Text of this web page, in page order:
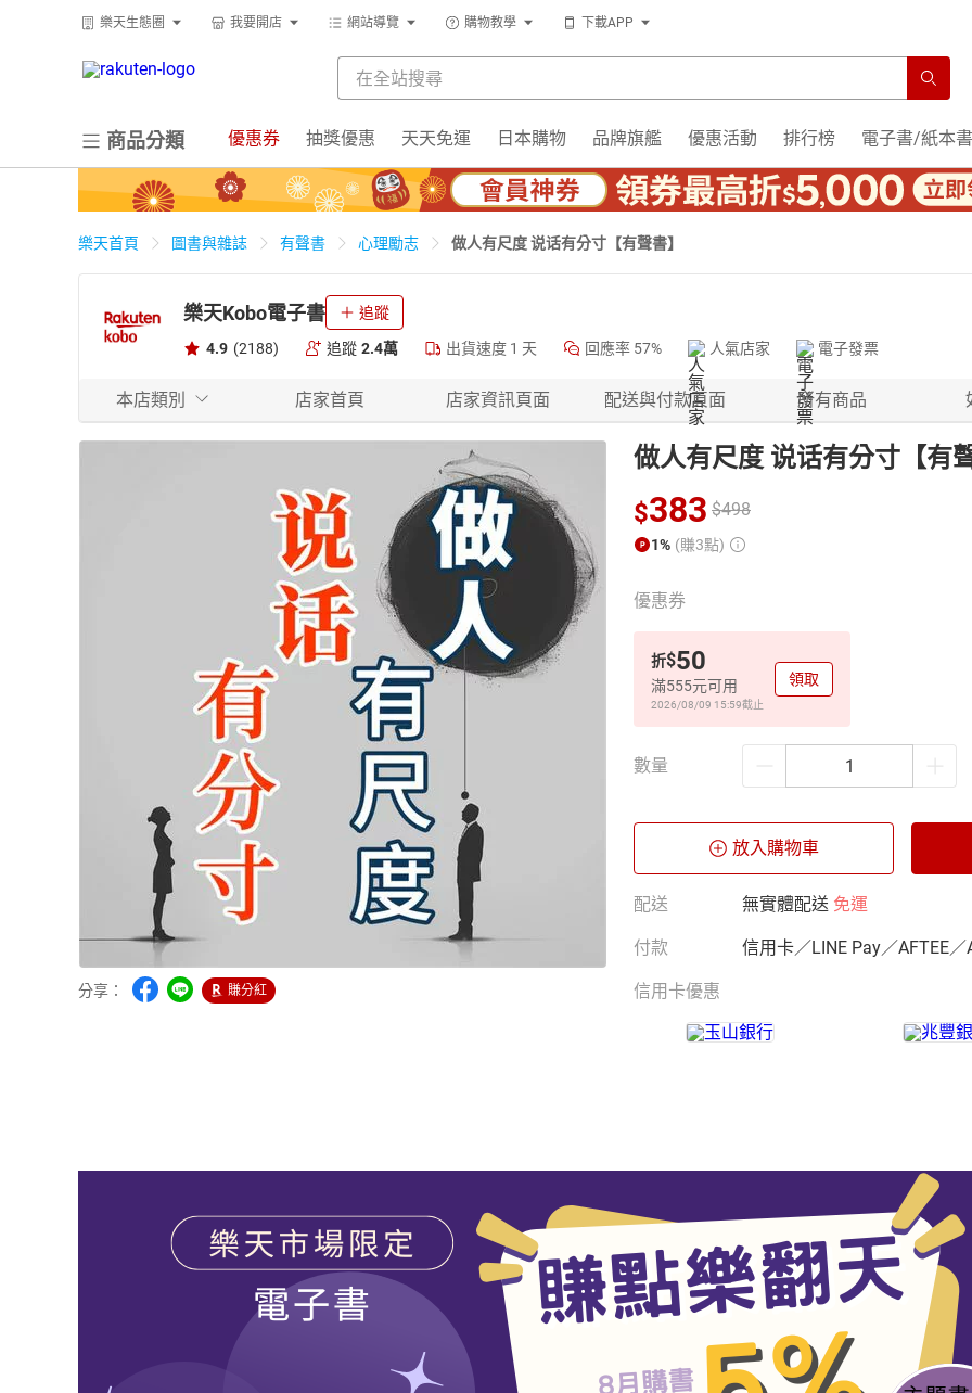
樂天生態圈 我要開店 網站導覽 購物教學 下載APP
商品分類 優惠券 抽獎優惠 天天免運 日本購物 品牌旗艦 優惠活動 排行榜 電子書/紙本書
樂天首頁 圖書與雜誌 有聲書 心理勵志 做人有尺度 说话有分寸【有聲書】
樂天Kobo電子書 追蹤
4.9 (2188) 追蹤 2.4萬 出貨速度 1 天 回應率 57% 人氣店家 電子發票
本店類別 店家首頁 店家資訊頁面 配送與付款頁面 所有商品
分享： 賺分紅
做人有尺度 说话有分寸【有
$383 $498
1% (賺3點)
優惠券
折$50
滿555元可用
2026/08/09 15:59截止
領取
數量
放入購物車
配送 無實體配送 免運
付款 信用卡／LINE Pay／AFTEE／
信用卡優惠